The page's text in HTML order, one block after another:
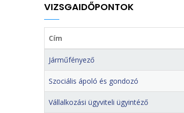
VIZSGAIDŐPONTOK
Cím
Járműfényező
Szociális ápoló és gondozó
Vállalkozási ügyviteli ügyintéző